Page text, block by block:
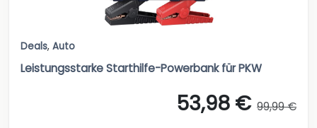
Deals, Auto
Leistungsstarke Starthilfe-Powerbank für PKW
53,98 € 99,99 €